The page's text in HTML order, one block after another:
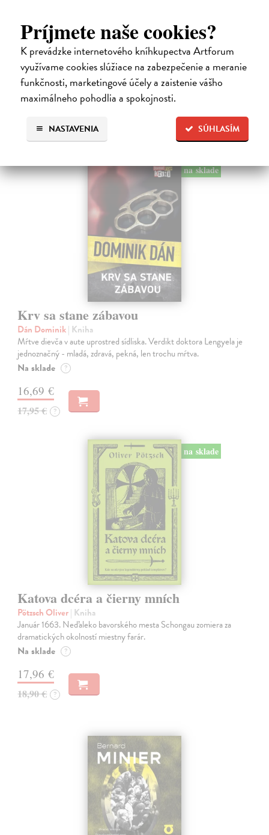
Príjmete naše cookies?
K prevádzke internetového kníhkupectva Artforum
využívame cookies slúžiace na zabezpečenie a meranie
funkčnosti, marketingové účely a zaistenie vášho
maximálneho pohodlia a spokojnosti.
SÚHLASÍM
NASTAVENIA
Sagitarius Petr
| Kniha
Tramwaj Cafe je kavárna v polském Těšíně a zároveň místo, kde se
sbíhají všechny nitky související s dalším brutálním zločinem, který
musí vyřešit Roman Saran, major ostravské kriminálky, a jeho tým.
Jak…
Zasielame do 12 dní
16,40 € ?
na sklade
Krv sa stane zábavou
Dán Dominik| Kniha
Mŕtve dievča v aute uprostred sídliska. Verdikt doktora Lengyela je
jednoznačný - mladá, zdravá, pekná, len trochu mŕtva.
Na sklade ?
16,69 €
17,95 € ?
na sklade
Katova dcéra a čierny mních
Pötzsch Oliver| Kniha
Január 1663. Neďaleko bavorského mesta Schongau zomiera za
dramatických okolností miestny farár.
Na sklade ?
17,96 €
18,90 € ?